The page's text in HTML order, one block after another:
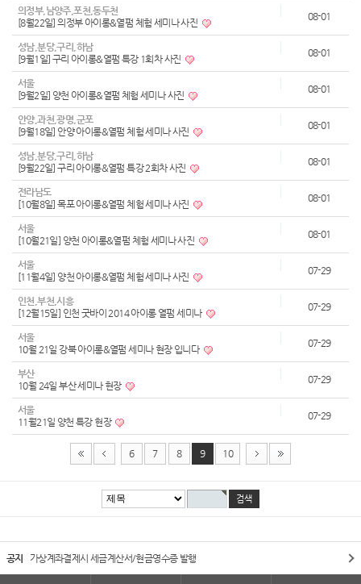
의정부,남양주,포천,동두천
[8월22일] 의정부 아이롱&열펌 체험 세미나 사진
08-01
성남,분당,구리,하남
[9월1일] 구리 아이롱&열펌 특강 1회차 사진
08-01
서울
[9월2일] 양천 아이롱&열펌 체험 세미나 사진
08-01
안양,과천,광명,군포
[9월18일] 안양 아이롱&열펌 체험 세미나 사진
08-01
성남,분당,구리,하남
[9월22일] 구리 아이롱&열펌 특강 2회차 사진
08-01
전라남도
[10월8일] 목포 아이롱&열펌 체험 세미나 사진
08-01
서울
[10월21일] 양천 아이롱&열펌 체험 세미나 사진
08-01
서울
[11월4일] 양천 아이롱&열펌 체험 세미나 사진
07-29
인천,부천,시흥
[12월15일] 인천 굿바이 2014 아이롱 열펌 세미나
07-29
서울
10월 21일 강북 아이롱&열펌 세미나 현장 입니다
07-29
부산
10월 24일 부산 세미나 현장
07-29
서울
11월21일 양천 특강 현장
07-29
6 7 8 9 10
공지 가상계좌결제시 세금계산서/현금영수증 발행